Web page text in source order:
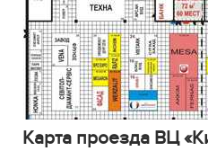
Карта проезда ВЦ